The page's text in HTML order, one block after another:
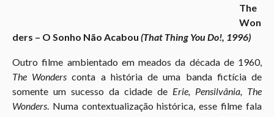
The
Won
ders – O Sonho Não Acabou (That Thing You Do!, 1996)
Outro filme ambientado em meados da década de 1960,
The Wonders conta a história de uma banda fictícia de
somente um sucesso da cidade de Erie, Pensilvânia,
The
Wonders . Numa contextualização histórica, esse filme fala